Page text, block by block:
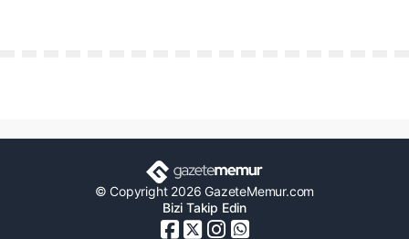
© Copyright 2026 GazeteMemur.com
Bizi Takip Edin